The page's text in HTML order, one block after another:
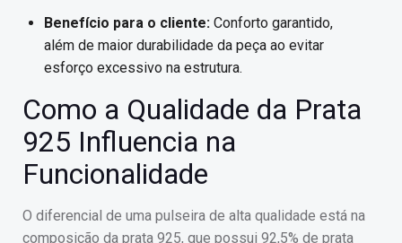
Benefício para o cliente: Conforto garantido,
além de maior durabilidade da peça ao evitar
esforço excessivo na estrutura.
Como a Qualidade da Prata
925 Influencia na
Funcionalidade
O diferencial de uma pulseira de alta qualidade está na
composição da prata 925, que possui 92,5% de prata